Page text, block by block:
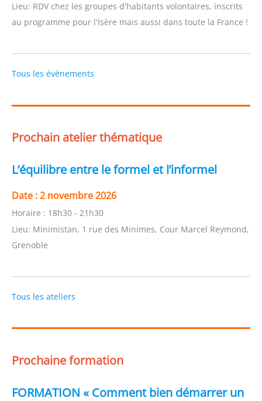
Lieu: RDV chez les groupes d'habitants volontaires, inscrits
au programme pour l'Isère mais aussi dans toute la France !
Tous les évènements
Prochain atelier thématique
L’équilibre entre le formel et l’informel
Date :2 novembre 2026
Horaire : 18h30 - 21h30
Lieu: Minimistan, 1 rue des Minimes, Cour Marcel Reymond,
Grenoble
Tous les ateliers
Prochaine formation
FORMATION « Comment bien démarrer un